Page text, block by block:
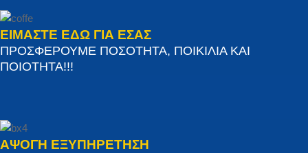
ΕΙΜΑΣΤΕ ΕΔΩ ΓΙΑ ΕΣΑΣ
ΠΡΟΣΦΕΡΟΥΜΕ ΠΟΣΟΤΗΤΑ, ΠΟΙΚΙΛΙΑ ΚΑΙ
ΠΟΙΟΤΗΤΑ!!!
ΑΨΟΓΗ ΕΞΥΠΗΡΕΤΗΣΗ